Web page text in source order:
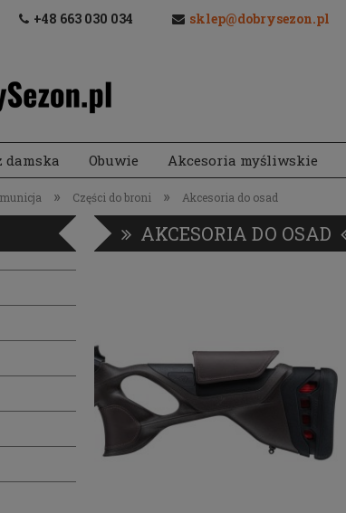
+48 663 030 034 sklep@dobrysezon.pl
damska Obuwie Akcesoria myśliwskie
» Części do broni » Akcesoria do osad
AKCESORIA DO OSAD